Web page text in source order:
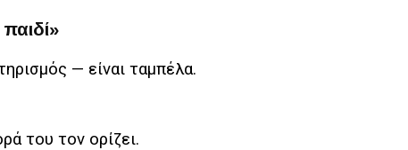
— είναι ταμπέλα.
του τον ορίζει.